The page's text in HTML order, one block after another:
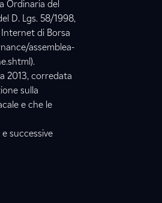
Ordinaria del
D. Lgs. 58/1998,
Internet di Borsa
assemblea-
2013, corredata
sulla
e che le
successive